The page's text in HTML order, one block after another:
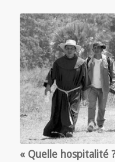
« Quelle hospitalité